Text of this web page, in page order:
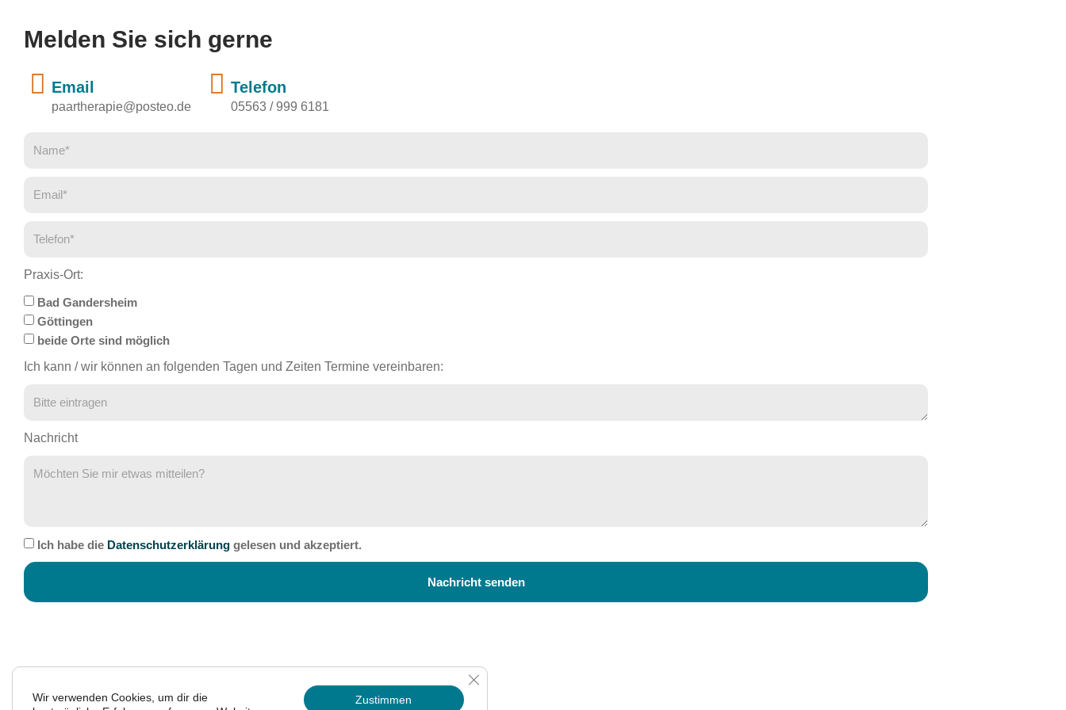
Melden Sie sich gerne
Email
paartherapie@posteo.de
Telefon
05563 / 999 6181
Praxis-Ort:
Bad Gandersheim
Göttingen
beide Orte sind möglich
Ich kann / wir können an folgenden Tagen und Zeiten Termine vereinbaren:
Nachricht
Ich habe die Datenschutzerklärung gelesen und akzeptiert.
Nachricht senden
Wir verwenden Cookies, um dir die
Zustimmen
GDPR Cookie-Banner schließen